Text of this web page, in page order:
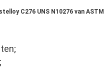
C276 UNS N10276 van ASTM